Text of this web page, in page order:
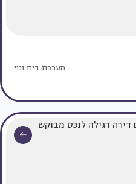
מערכת בית ונוי